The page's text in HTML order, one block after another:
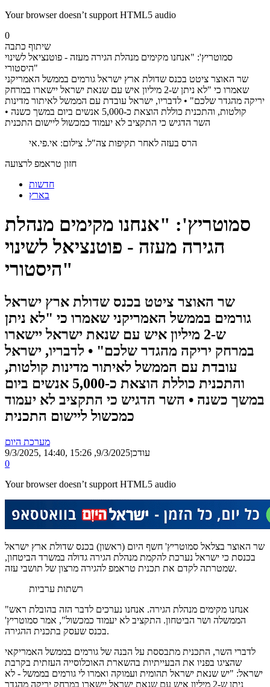
Your browser doesn’t support HTML5 audio
0
שיתוף כתבה
סמוטריץ': "אנחנו מקימים מנהלת הגירה מעזה - פוטנציאל לשינוי
היסטורי"
שר האוצר ציטט בכנס שדולת ארץ ישראל גורמים בממשל האמריקני
שאמרו כי "לא ניתן ש-2 מיליון איש עם שנאת ישראל יישארו במרחק
יריקה מהגדר שלכם" • לדבריו, ישראל עובדת עם הממשל לאיתור מדינות
קולטות, והתכנית כוללת הוצאת כ-5,000 אנשים ביום במשך כשנה •
השר הדגיש כי התקציב לא יעמוד כמכשול ליישום התכנית
הרס בעזה לאחר תקיפות צה"ל. צילום: אי.פי.אי
חזון טראמפ לרצועה
חדשות
בארץ
סמוטריץ': "אנחנו מקימים מנהלת
הגירה מעזה - פוטנציאל לשינוי
היסטורי"
שר האוצר ציטט בכנס שדולת ארץ ישראל
גורמים בממשל האמריקני שאמרו כי "לא ניתן
ש-2 מיליון איש עם שנאת ישראל יישארו
במרחק יריקה מהגדר שלכם" • לדבריו, ישראל
עובדת עם הממשל לאיתור מדינות קולטות,
והתכנית כוללת הוצאת כ-5,000 אנשים ביום
במשך כשנה • השר הדגיש כי התקציב לא יעמוד
כמכשול ליישום התכנית
מערכת היום
9/3/2025, 14:40
, עודכן9/3/2025, 15:26
0
Your browser doesn’t support HTML5 audio
שר האוצר בצלאל סמוטריץ' חשף היום (ראשון) בכנס שדולת ארץ ישראל
בכנסת כי ישראל נערכת להקמת מנהלת הגירה גדולה במשרד הביטחון,
שמטרתה לקדם את תכנית טראמפ להגירה מרצון של תושבי עזה.
רשתות ערביות
"אנחנו מקימים מנהלת הגירה. אנחנו נערכים לדבר הזה בהובלת ראש
הממשלה ושר הביטחון. התקציב לא יעמוד כמכשול", אמר סמוטריץ'
בכנס שעסק בתכנית ההגירה.
לדברי השר, התכנית מתבססת על הבנה של גורמים בממשל האמריקאי
שהציגו בפניו את הבעייתיות בהשארת האוכלוסייה העזתית בקרבת
ישראל: "יש שנאת ישראל תהומית ועמוקה ואמרו לי גורמים בממשל - לא
ניתן ש-2 מיליון איש עם שנאת ישראל יישארו במרחק יריקה מהגדר